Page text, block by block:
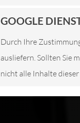
GOOGLE
Durch Ihre
ausliefern. Sollten Sie
nicht alle Inhalte